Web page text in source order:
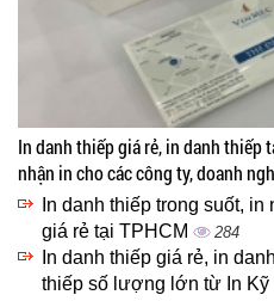
In danh thiếp giá rẻ, in danh thiếp
nhận in cho các công ty, doanh
In danh thiếp trong suốt,
giá rẻ tại TPHCM
284
In danh thiếp giá rẻ, in
thiếp số lượng lớn từ In Kỹ